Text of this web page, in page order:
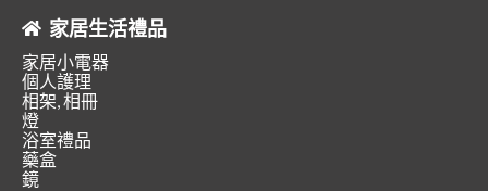
家居生活禮品
家居小電器
個人護理
相架, 相冊
燈
浴室禮品
藥盒
鏡